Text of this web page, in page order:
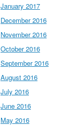
January 2017
December 2016
November 2016
October 2016
September 2016
August 2016
July 2016
June 2016
May 2016